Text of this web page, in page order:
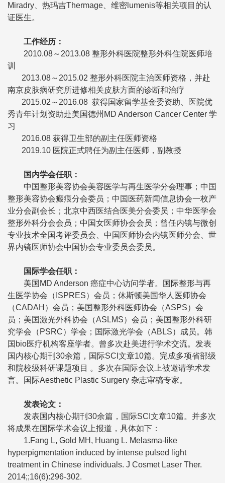
Miradry、热玛吉Thermage、维密lumenis等相关项目的认
证医生。
工作经历：
2010.08～2013.08 整形外科医院整形外科住院医师培
训
2013.08～2015.02 整形外科医院主治医师资格，并赴
南京皮肤病研究所进修相关皮肤方面的诊断和治疗
2015.02～2016.08 获得国家留学基金委资助、医院优
秀青年计划资助赴美国德州MD Anderson Cancer Center 学
习
2016.08 获得卫生部的副主任医师资格
2019.10 医院正式聘任为副主任医师，副教授
国内学会任职：
中国整形美容协会美容医学与再生医学分会理事；中国
整形美容协会瘢痕分会委员；中国医药新闻信息协会一枚产
业分会副会长；北京中西医结合医美分会委员；中华医学会
整形外科分会会员；中国女医师协会会员；曾任内镜与微创
专业技术全国考评委员会、中国医师协会内镜医师分会、世
界内镜医师协会中国协会专业委员会委员。
国际学会任职：
美国MD Anderson 癌症中心访问学者。国际整形与再
生医学协会（ISPRES）会员；休斯顿美国华人医师协会
（CADAH）会员；美国整形外科医师协会（ASPS）会
员；美国激光外科协会（ASLMS）会员；美国整形外科研
究学会（PSRC）学会；国际激光学会（ABLS）成员。韩
国bio医疗机构客座学者。曾多次赴美进行学术交流。发表
国内核心期刊30余篇，国际SCI文章10篇。完成多项省部级
和院校级科研课题项目 。多次在国际会议上被邀请学术发
言。国际Aesthetic Plastic Surgery 杂志审稿专家。
发表论文：
发表国内核心期刊30余篇，国际SCI文章10篇。并多次
将成果在国际学术会议上报道，具体如下：
1.Fang L, Gold MH, Huang L. Melasma-like
hyperpigmentation induced by intense pulsed light
treatment in Chinese individuals. J Cosmet Laser Ther.
2014;;16(6):296-302.